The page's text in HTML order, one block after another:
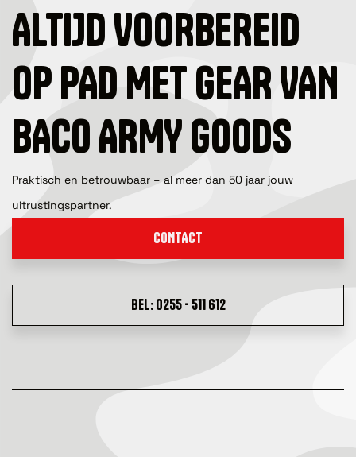
ALTIJD VOORBEREID
OP PAD MET GEAR VAN
BACO ARMY GOODS
Praktisch en betrouwbaar – al meer dan 50 jaar jouw
uitrustingspartner.
CONTACT
BEL: 0255 - 511 612